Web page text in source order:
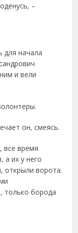
–
для начала
и вели
он, смеясь.
все время
а их у него
открыли ворота.
только борода